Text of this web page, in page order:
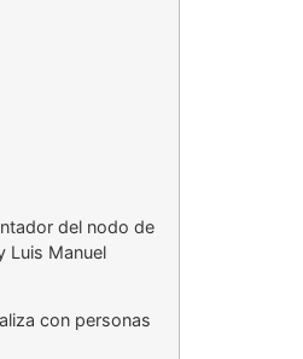
del nodo de
Luis Manuel
con personas